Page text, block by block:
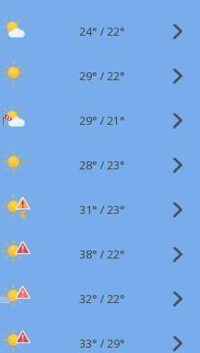
24° /22°
29° /22°
29° /21°
28° /23°
31° /23°
38° /22°
32° /22°
33° /29°